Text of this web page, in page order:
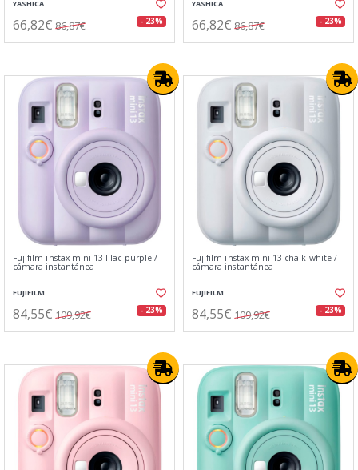
YASHICA
66,82€ 86,87€ - 23%
YASHICA
66,82€ 86,87€ - 23%
Fujifilm instax mini 13 lilac purple /
cámara instantánea
FUJIFILM
84,55€ 109,92€ - 23%
Fujifilm instax mini 13 chalk white /
cámara instantánea
FUJIFILM
84,55€ 109,92€ - 23%